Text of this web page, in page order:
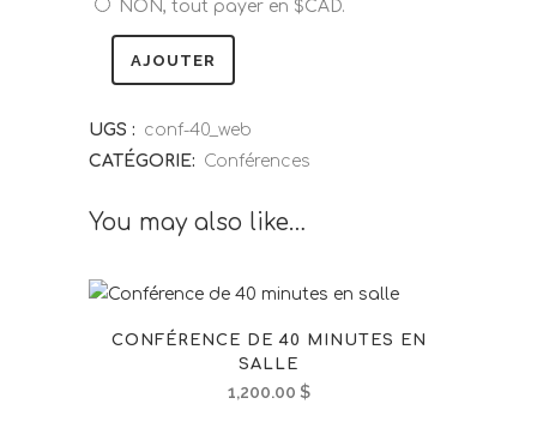
NON, tout payer en $CAD.
AJOUTER
UGS : conf-40_web
CATÉGORIE: Conférences
You may also like…
CONFÉRENCE DE 40 MINUTES EN
SALLE
1,200.00 $